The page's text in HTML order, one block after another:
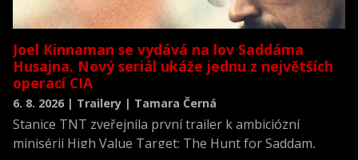
Joel Kinnaman se vydává na lov Saddáma
Husajna. Nový seriál ukáže jednu z největších
operací CIA
6. 8. 2026 | Trailery | Tamara Černá
Stanice TNT zveřejnila první trailer k ambiciózní
minisérii High Value Target: The Hunt for Saddam,